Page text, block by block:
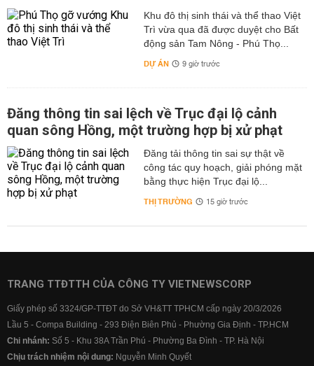
Khu đô thị sinh thái và thể thao Việt
Trì vừa qua đã được duyệt cho Bất
động sản Tam Nông - Phú Thọ...
DỰ ÁN 9 giờ trước
Đăng thông tin sai lệch về Trục đại lộ cảnh
quan sông Hồng, một trường hợp bị xử phạt
Đăng tải thông tin sai sự thật về
công tác quy hoạch, giải phóng mặt
bằng thực hiện Trục đại lộ...
THỊ TRƯỜNG 15 giờ trước
TRANG TTĐTTH CỦA CÔNG TY VIETNEWSCORP
Giấy phép số 3324/GP-TTĐT do Sở VH&TT TPHCM cấp ngày 20/3/2026
Lầu 5 - Compa Building - 293 Điện Biên Phủ - Phường Gia Định - TP.HCM
Chi nhánh: Số 5 - Khu 38A Trần Phú - Phường Ba Đình - TP. Hà Nội
Chịu trách nhiệm nội dung: Nguyễn Minh Quyết